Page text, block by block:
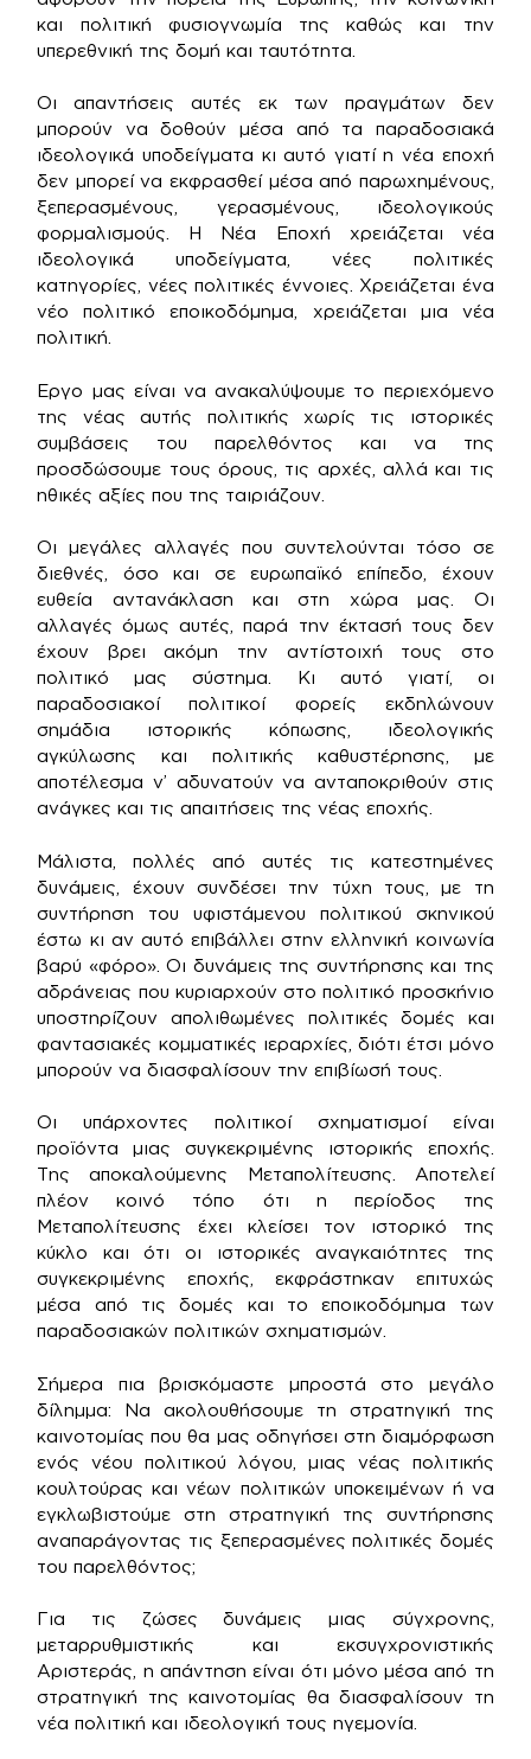
και πολιτική φυσιογνωμία της καθώς και την
υπερεθνική της δομή και ταυτότητα.
Οι απαντήσεις αυτές εκ των πραγμάτων δεν
μπορούν να δοθούν μέσα από τα παραδοσιακά
ιδεολογικά υποδείγματα κι αυτό γιατί η νέα εποχή
δεν μπορεί να εκφρασθεί μέσα από παρωχημένους,
ξεπερασμένους, γερασμένους, ιδεολογικούς
φορμαλισμούς. Η Νέα Εποχή χρειάζεται νέα
ιδεολογικά υποδείγματα, νέες πολιτικές
κατηγορίες, νέες πολιτικές έννοιες. Χρειάζεται ένα
νέο πολιτικό εποικοδόμημα, χρειάζεται μια νέα
πολιτική.
Εργο μας είναι να ανακαλύψουμε το περιεχόμενο
της νέας αυτής πολιτικής χωρίς τις ιστορικές
συμβάσεις του παρελθόντος και να της
προσδώσουμε τους όρους, τις αρχές, αλλά και τις
ηθικές αξίες που της ταιριάζουν.
Οι μεγάλες αλλαγές που συντελούνται τόσο σε
διεθνές, όσο και σε ευρωπαϊκό επίπεδο, έχουν
ευθεία αντανάκλαση και στη χώρα μας. Οι
αλλαγές όμως αυτές, παρά την έκτασή τους δεν
έχουν βρει ακόμη την αντίστοιχή τους στο
πολιτικό μας σύστημα. Κι αυτό γιατί, οι
παραδοσιακοί πολιτικοί φορείς εκδηλώνουν
σημάδια ιστορικής κόπωσης, ιδεολογικής
αγκύλωσης και πολιτικής καθυστέρησης, με
αποτέλεσμα ν’ αδυνατούν να ανταποκριθούν στις
ανάγκες και τις απαιτήσεις της νέας εποχής.
Μάλιστα, πολλές από αυτές τις κατεστημένες
δυνάμεις, έχουν συνδέσει την τύχη τους, με τη
συντήρηση του υφιστάμενου πολιτικού σκηνικού
έστω κι αν αυτό επιβάλλει στην ελληνική κοινωνία
βαρύ «φόρο». Οι δυνάμεις της συντήρησης και της
αδράνειας που κυριαρχούν στο πολιτικό προσκήνιο
υποστηρίζουν απολιθωμένες πολιτικές δομές και
φαντασιακές κομματικές ιεραρχίες, διότι έτσι μόνο
μπορούν να διασφαλίσουν την επιβίωσή τους.
Οι υπάρχοντες πολιτικοί σχηματισμοί είναι
προϊόντα μιας συγκεκριμένης ιστορικής εποχής.
Της αποκαλούμενης Μεταπολίτευσης. Αποτελεί
πλέον κοινό τόπο ότι η περίοδος της
Μεταπολίτευσης έχει κλείσει τον ιστορικό της
κύκλο και ότι οι ιστορικές αναγκαιότητες της
συγκεκριμένης εποχής, εκφράστηκαν επιτυχώς
μέσα από τις δομές και το εποικοδόμημα των
παραδοσιακών πολιτικών σχηματισμών.
Σήμερα πια βρισκόμαστε μπροστά στο μεγάλο
δίλημμα: Να ακολουθήσουμε τη στρατηγική της
καινοτομίας που θα μας οδηγήσει στη διαμόρφωση
ενός νέου πολιτικού λόγου, μιας νέας πολιτικής
κουλτούρας και νέων πολιτικών υποκειμένων ή να
εγκλωβιστούμε στη στρατηγική της συντήρησης
αναπαράγοντας τις ξεπερασμένες πολιτικές δομές
του παρελθόντος;
Για τις ζώσες δυνάμεις μιας σύγχρονης,
μεταρρυθμιστικής και εκσυγχρονιστικής
Αριστεράς, η απάντηση είναι ότι μόνο μέσα από τη
στρατηγική της καινοτομίας θα διασφαλίσουν τη
νέα πολιτική και ιδεολογική τους ηγεμονία.